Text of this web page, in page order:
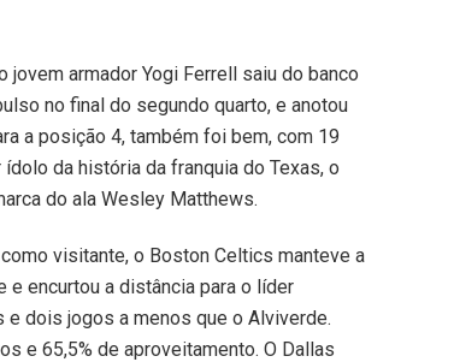
armador Yogi Ferrell saiu do banco
no final do segundo quarto, e anotou
a posição 4, também foi bem, com 19
da história da franquia do Texas, o
do ala Wesley Matthews.
visitante, o Boston Celtics manteve a
encurtou a distância para o líder
e dois jogos a menos que o Alviverde.
e 65,5% de aproveitamento. O Dallas